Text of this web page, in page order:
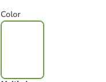
Color